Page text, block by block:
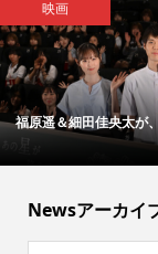
映画
福原遥＆細田佳央太が
Newsアーカイ